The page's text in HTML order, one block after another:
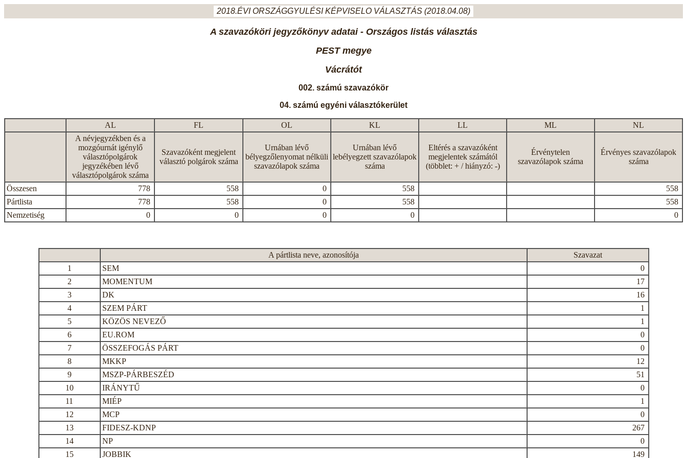
2018.ÉVI ORSZÁGGYULÉSI KÉPVISELO VÁLASZTÁS (2018.04.08)
A szavazóköri jegyzőkönyv adatai - Országos listás választás
PEST megye
Vácrátót
002. számú szavazókör
04. számú egyéni választókerület
AL FL OL KL LL ML
NL
A névjegyzékben és a
mozgóurnát igénylő
választópolgárok
jegyzékében lévő
választópolgárok száma
Szavazóként megjelent
választó polgárok száma
Urnában lévő
bélyegzőlenyomat nélküli
szavazólapok száma
Urnában lévő
lebélyegzett szavazólapok
száma
Eltérés a szavazóként
megjelentek számától
(többlet: + / hiányzó: -)
Érvénytelen
szavazólapok száma
Érvényes szavazólapok
száma
Összesen 778 558 0 558
558
Pártlista
778 558 0 558
558
Nemzetiség
0 0 0 0 0
A pártlista neve, azonosítója
Szavazat
1
SEM
0
2
MOMENTUM
17
3
DK
16
4
SZEM PÁRT
1
5
KÖZÖS NEVEZŐ
1
6
EU.ROM
0
7
ÖSSZEFOGÁS PÁRT
0
8
MKKP
12
9
MSZP-PÁRBESZÉD
51
10
IRÁNYTŰ
0
11
MIÉP
1
12
MCP
0
13
FIDESZ-KDNP
267
14
NP
0
15
JOBBIK 149